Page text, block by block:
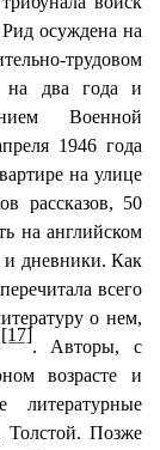
осуждена на
трудовом
на два года и
Военной
1946 года
на улице
рассказов, 50
на английском
и дневники. Как
всего
о нем,
[17]
. Авторы, с
возрасте и
литературные
Позже